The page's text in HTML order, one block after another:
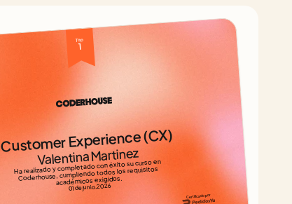
Top
1
Customer Experience (CX)
Valentina Martinez
Ha realizado y completado con éxito su curso en
Coderhouse, cumpliendo todos los requisitos
académicos exigidos.
01 de junio, 2026
Certificado por